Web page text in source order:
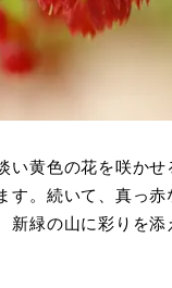
い黄色の花を咲か
す。続いて、真っ
新緑の山に彩りを添